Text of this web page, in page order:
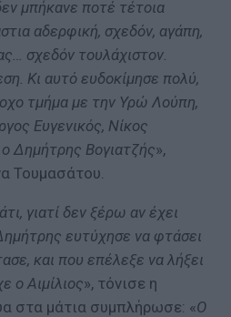
μπήκανε ποτέ τέτοια
αδερφική, σχεδόν, αγάπη,
σχεδόν τουλάχιστον.
Κι αυτό ευδοκίμησε πολύ,
τμήμα με την Υρώ Λούπη,
Ευγενικός, Νίκος
Δημήτρης Βογιατζής»,
Τουμασάτου.
γιατί δεν ξέρω αν έχει
ευτύχησε να φτάσει
και που επέλεξε να λήξει
ο Αιμίλιος», τόνισε η
στα μάτια συμπλήρωσε: «Ο